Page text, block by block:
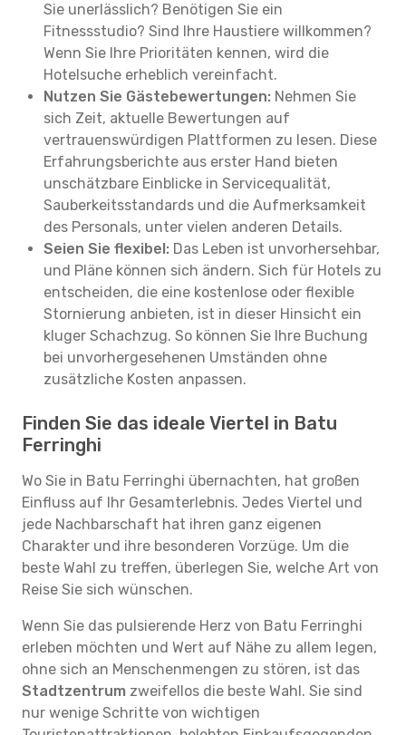
Sie unerlässlich? Benötigen Sie ein
Fitnessstudio? Sind Ihre Haustiere willkommen?
Wenn Sie Ihre Prioritäten kennen, wird die
Hotelsuche erheblich vereinfacht.
Nutzen Sie Gästebewertungen: Nehmen Sie
sich Zeit, aktuelle Bewertungen auf
vertrauenswürdigen Plattformen zu lesen. Diese
Erfahrungsberichte aus erster Hand bieten
unschätzbare Einblicke in Servicequalität,
Sauberkeitsstandards und die Aufmerksamkeit
des Personals, unter vielen anderen Details.
Seien Sie flexibel: Das Leben ist unvorhersehbar,
und Pläne können sich ändern. Sich für Hotels zu
entscheiden, die eine kostenlose oder flexible
Stornierung anbieten, ist in dieser Hinsicht ein
kluger Schachzug. So können Sie Ihre Buchung
bei unvorhergesehenen Umständen ohne
zusätzliche Kosten anpassen.
Finden Sie das ideale Viertel in Batu
Ferringhi
Wo Sie in Batu Ferringhi übernachten, hat großen
Einfluss auf Ihr Gesamterlebnis. Jedes Viertel und
jede Nachbarschaft hat ihren ganz eigenen
Charakter und ihre besonderen Vorzüge. Um die
beste Wahl zu treffen, überlegen Sie, welche Art von
Reise Sie sich wünschen.
Wenn Sie das pulsierende Herz von Batu Ferringhi
erleben möchten und Wert auf Nähe zu allem legen,
ohne sich an Menschenmengen zu stören, ist das
Stadtzentrum zweifellos die beste Wahl. Sie sind
nur wenige Schritte von wichtigen